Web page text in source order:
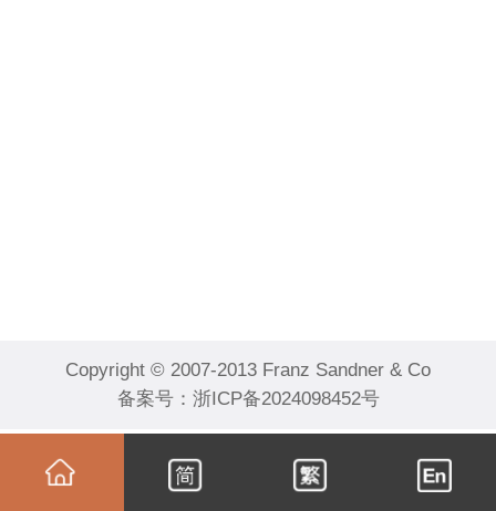
Copyright © 2007-2013 Franz Sandner & Co
备案号： 浙ICP备2024098452号